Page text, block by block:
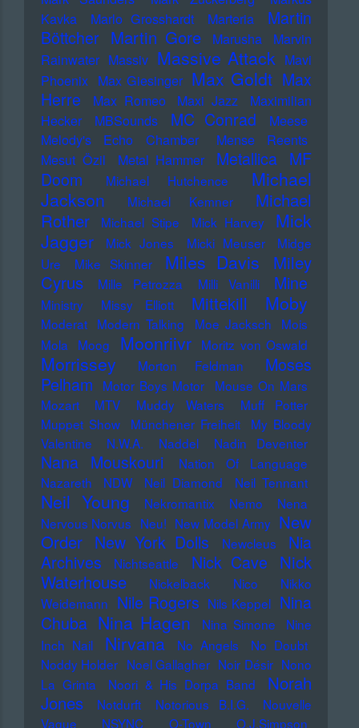
Kavka
Marlo Grosshardt Marteria
Martin
Böttcher Martin Gore Marusha
Marvin
Rainwater Massiv Massive Attack Mavi
Phoenix Max Giesinger Max Goldt Max
Herre
Max Romeo Maxi Jazz
Maximilian
Hecker
MBSounds MC Conrad
Meese
Melody's Echo Chamber
Mense Reents
Mesut Özil
Metal Hammer Metallica MF
Doom
Michael Hutchence
Michael
Jackson
Michael Kemner
Michael
Rother
Michael Stipe Mick Harvey
Mick
Jagger
Mick Jones Micki Meuser
Midge
Ure
Mike Skinner Miles Davis
Miley
Cyrus
Mille Petrozza Milli Vanilli Mine
Ministry Missy Elliott Mittekill Moby
Moderat Modern Talking Moe Jacksch
Mois
Mola
Moog Moonriivr Moritz von Oswald
Morrissey Morton Feldman
Moses
Pelham
Motor Boys Motor
Mouse On Mars
Mozart
MTV Muddy Waters
Muff Potter
Muppet Show
Münchener Freiheit
My Bloody
Valentine
N.W.A. Naddel Nadin Deventer
Nana Mouskouri
Nation Of Language
Nazareth
NDW Neil Diamond Neil Tennant
Neil Young Nekromantix Nemo
Nena
Nervous Norvus Neu! New Model Army New
Order New York Dolls Newcleus
Nia
Archives
Nichtseattle Nick Cave
Nick
Waterhouse
Nickelback Nico
Nikko
Weidemann Nile Rogers Nils Keppel Nina
Chuba Nina Hagen Nina Simone
Nine
Inch Nail
Nirvana No Angels
No Doubt
Noddy Holder Noel Gallagher Noir Désir Nono
La Grinta
Noori & His Dorpa Band
Norah
Jones
Notdurft Notorious B.I.G.
Nouvelle
Vague
NSYNC O-Town O.J.Simpson